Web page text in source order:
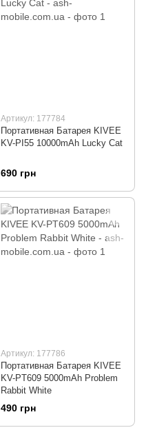
Артикул: 177784
Портативная Батарея KIVEE
KV-PI55 10000mAh Lucky Cat
690 грн
Артикул: 177786
Портативная Батарея KIVEE
KV-PT609 5000mAh Problem
Rabbit White
490 грн